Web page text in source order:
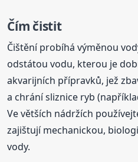
Čím čistit
Čištění probíhá výměnou
odstátou vodu, kterou je
akvarijních přípravků, jež
a chrání sliznice ryb
Ve větších nádržích
zajištují mechanickou,
vody.